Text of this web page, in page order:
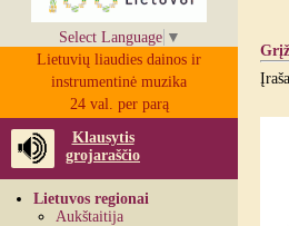
Select Language ▼
Lietuvių liaudies dainos ir
instrumentinė muzika
24 val. per parą
Klausytis
grojaraščio
Lietuvos regionai
Aukštaitija